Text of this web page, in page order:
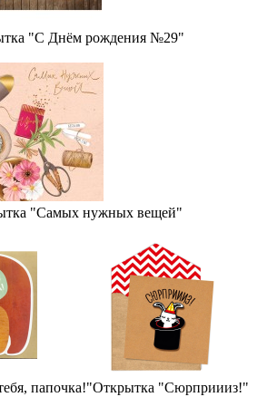
"С Днём рождения №29"
"Самых нужных вещей"
папочка!"Открытка "Сюрприииз!"